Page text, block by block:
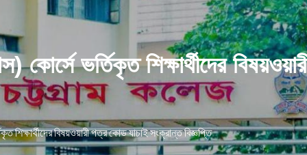
কোর্সে ভর্তিকৃত শিক্ষার্থীদের
শিক্ষার্থীদের বিষয়ওয়ারী পত্র কোড যাচাই সংক্রান্ত বিজ্ঞপ্তি